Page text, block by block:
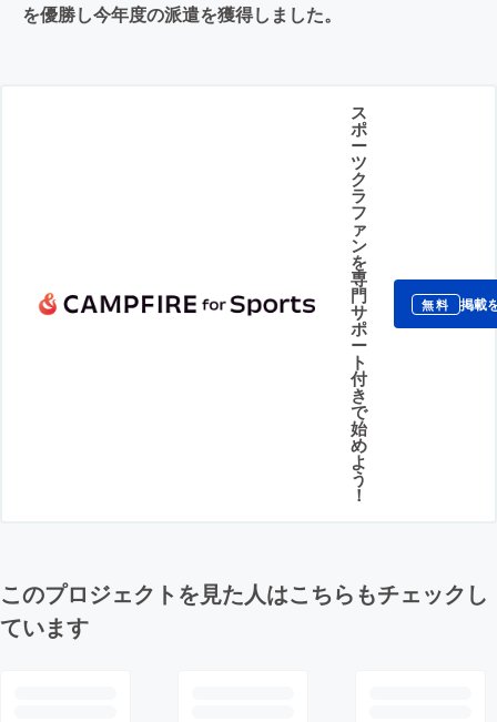
を優勝し今年度の派遣を獲得しました。
ス
ポ
ー
ツ
ク
ラ
フ
ァ
ン
を
専
門
サ
ポ
ー
ト
付
き
で
始
め
よ
う
！
無料 掲載
このプロジェクトを見た人はこちらもチェックし
ています